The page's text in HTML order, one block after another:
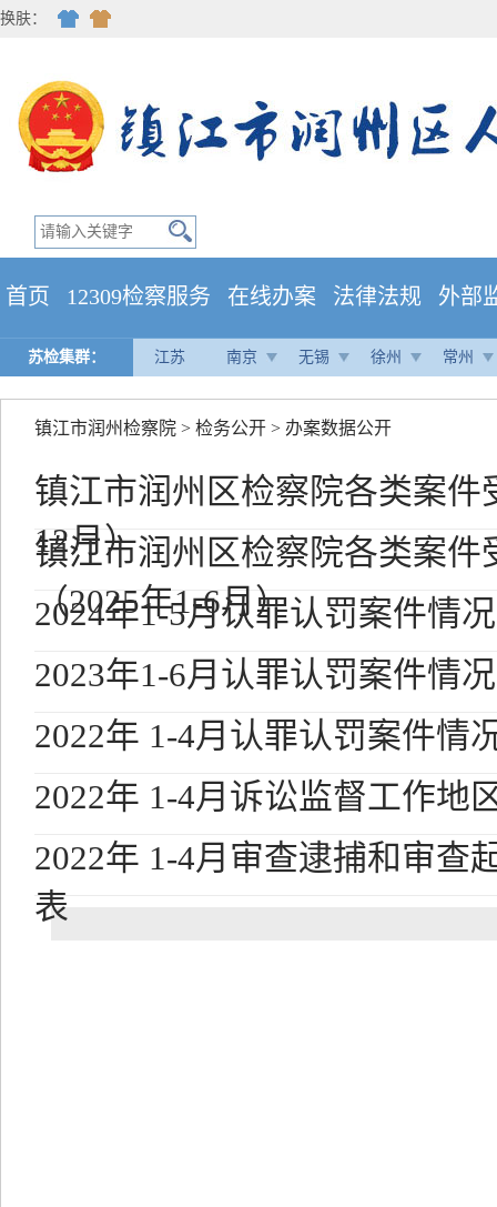
换肤：
首页 12309检察服务 在线办案 法律法规 外部
苏检集群： 江苏 南京 无锡 徐州 常州
镇江市润州检察院 > 检务公开 > 办案数据公开
镇江市润州区检察院各类案件
12月）
镇江市润州区检察院各类案件
（2025年1-6月）
2024年1-5月认罪认罚案件情
2023年1-6月认罪认罚案件情
2022年 1-4月认罪认罚案件情
2022年 1-4月诉讼监督工作地
2022年 1-4月审查逮捕和审查
表